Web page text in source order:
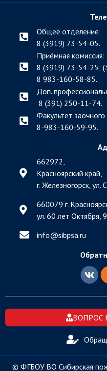
Общее отделение:
8 (3919) 73-54-05.
Приёмная комиссия:
8 (3919) 73-54-25;
8 983-160-58-85.
Доп.
8 (391) 250-11-74.
Факультет
8-983-160-59-95.
662972,
Красноярский край,
г. Железногорск, ул.
660079 г.
ул. 60 лет Октября,
info@sibpsa.ru
ВОПРОС
© ФГБОУ ВО Сибирская